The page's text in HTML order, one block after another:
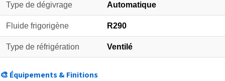
Type de dégivrage Automatique
Fluide frigorigène R290
Type de réfrigération Ventilé
🎨 Équipements & Finitions